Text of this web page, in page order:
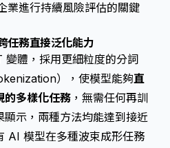
業進行持續風險評估的關鍵
任務直接泛化能力
體，採用更細粒度的分詞
），使模型能夠直
的多樣化任務 ，無需任何再訓
示，兩種方法均能達到接近
AI 模型在多種波束成形任務